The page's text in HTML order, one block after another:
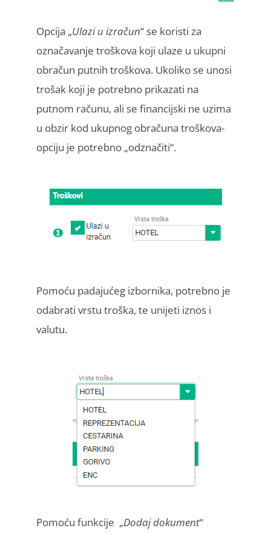
Opcija „Ulazi u izračun“ se koristi za
označavanje troškova koji ulaze u ukupni
obračun putnih troškova. Ukoliko se unosi
trošak koji je potrebno prikazati na
putnom računu, ali se financijski ne uzima
u obzir kod ukupnog obračuna troškova-
opciju je potrebno „odznačiti“.
Pomoću padajućeg izbornika, potrebno je
odabrati vrstu troška, te unijeti iznos i
valutu.
Pomoću funkcije „Dodaj dokument“